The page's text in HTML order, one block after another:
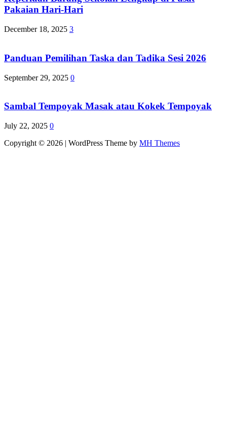
Pakaian Hari-Hari
December 18, 2025 3
Panduan Pemilihan Taska dan Tadika Sesi 2026
September 29, 2025 0
Sambal Tempoyak Masak atau Kokek Tempoyak
July 22, 2025 0
Copyright © 2026 | WordPress Theme by MH Themes